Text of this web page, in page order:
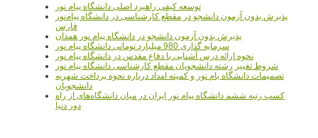
توسعه کیفی راهبرد اصلی دانشگاه پیام نور
پذیرش بدون آزمون دانشجو در مقطع کارشناسی در دانشگاه پیام‌نور
فارس
پذیرش بدون آزمون دانشجو در دانشگاه پیام نور همدان
سرمایه گذاری 980 میلیارد تومانی دانشگاه پیام نور
نحوه ارائه درس آشنایی با دفاع مقدس در دانشگاه پیام نور
شروط تغییر رشته دانشجویان مقطع کارشناسی دانشگاه پیام نور
تصمیمات دانشگاه یام نور و کمیته امداد درباره نحوه پرداخت شهریه
دانشجویان
کسب رتبه ششم دانشگاه پیام نور ایران در میان دانشگاه‌های از راه
دور دنیا